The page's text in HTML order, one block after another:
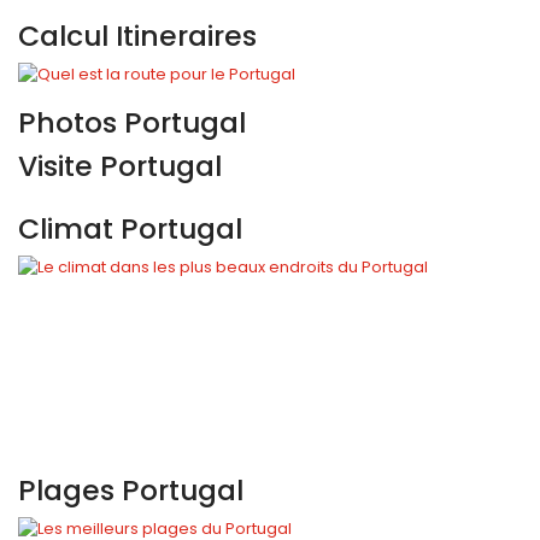
Calcul Itineraires
Photos Portugal
Visite Portugal
Climat Portugal
Plages Portugal